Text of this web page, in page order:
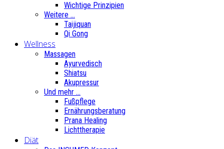
Wichtige Prinzipien
Weitere ...
Taijiquan
Qi Gong
Wellness
Massagen
Ayurvedisch
Shiatsu
Akupressur
Und mehr ...
Fußpflege
Ernährungsberatung
Prana Healing
Lichttherapie
Diät